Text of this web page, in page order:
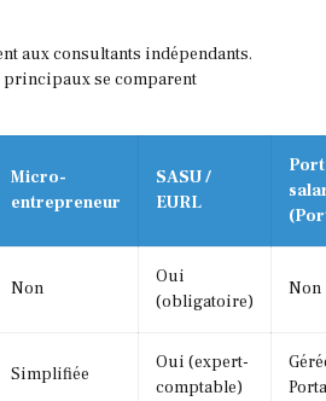
aux consultants indépendants.
se comparent
Micro-
entrepreneur
SASU /
EURL
Non
Oui
(obligatoire)
Non
Simplifiée
Oui (expert-
comptable)